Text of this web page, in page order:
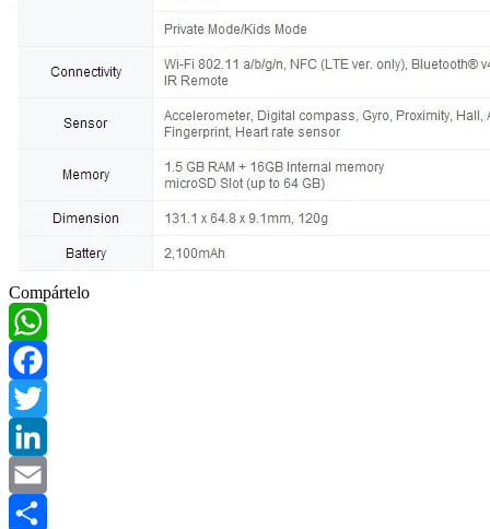
Compártelo
WhatsApp
Facebook
Twitter
LinkedIn
Email